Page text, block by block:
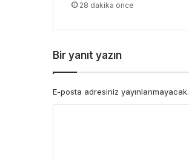
28 dakika önce
Bir yanıt yazın
E-posta adresiniz yayınlanmayacak.